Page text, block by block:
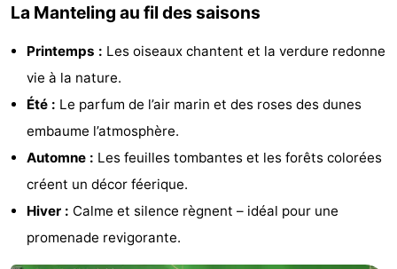
La Manteling au fil des saisons
Printemps : Les oiseaux chantent et la verdure redonne
vie à la nature.
Été : Le parfum de l’air marin et des roses des dunes
embaume l’atmosphère.
Automne : Les feuilles tombantes et les forêts colorées
créent un décor féerique.
Hiver : Calme et silence règnent – idéal pour une
promenade revigorante.